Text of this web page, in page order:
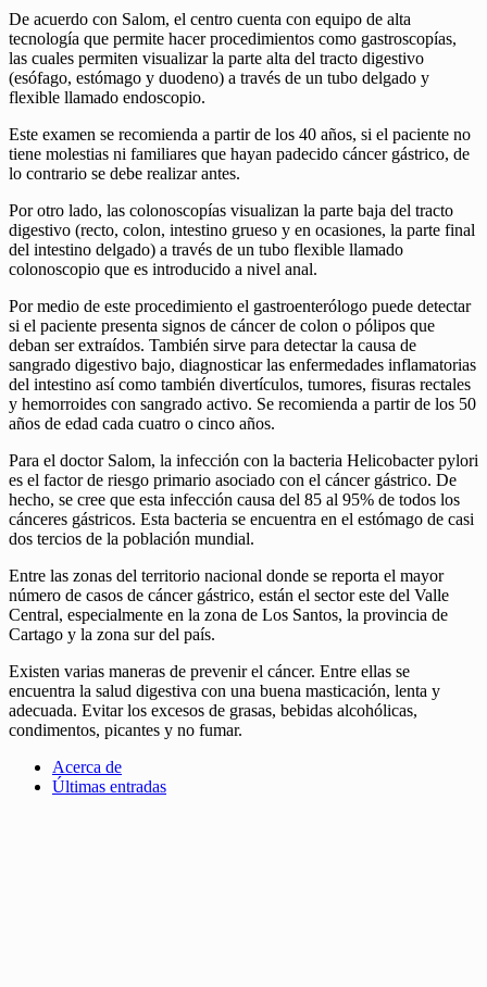
De acuerdo con Salom, el centro cuenta con equipo de alta
tecnología que permite hacer procedimientos como gastroscopías,
las cuales permiten visualizar la parte alta del tracto digestivo
(esófago, estómago y duodeno) a través de un tubo delgado y
flexible llamado endoscopio.
Este examen se recomienda a partir de los 40 años, si el paciente no
tiene molestias ni familiares que hayan padecido cáncer gástrico, de
lo contrario se debe realizar antes.
Por otro lado, las colonoscopías visualizan la parte baja del tracto
digestivo (recto, colon, intestino grueso y en ocasiones, la parte final
del intestino delgado) a través de un tubo flexible llamado
colonoscopio que es introducido a nivel anal.
Por medio de este procedimiento el gastroenterólogo puede detectar
si el paciente presenta signos de cáncer de colon o pólipos que
deban ser extraídos. También sirve para detectar la causa de
sangrado digestivo bajo, diagnosticar las enfermedades inflamatorias
del intestino así como también divertículos, tumores, fisuras rectales
y hemorroides con sangrado activo. Se recomienda a partir de los 50
años de edad cada cuatro o cinco años.
Para el doctor Salom, la infección con la bacteria Helicobacter pylori
es el factor de riesgo primario asociado con el cáncer gástrico. De
hecho, se cree que esta infección causa del 85 al 95% de todos los
cánceres gástricos. Esta bacteria se encuentra en el estómago de casi
dos tercios de la población mundial.
Entre las zonas del territorio nacional donde se reporta el mayor
número de casos de cáncer gástrico, están el sector este del Valle
Central, especialmente en la zona de Los Santos, la provincia de
Cartago y la zona sur del país.
Existen varias maneras de prevenir el cáncer. Entre ellas se
encuentra la salud digestiva con una buena masticación, lenta y
adecuada. Evitar los excesos de grasas, bebidas alcohólicas,
condimentos, picantes y no fumar.
Acerca de
Últimas entradas